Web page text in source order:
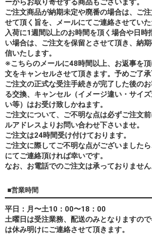
ーからお取り寄せする商品もございます。
ご注文商品が納期未定や廃番の場合は、ご
せて頂く旨を、メールにてご連絡させていた
入荷に1週間以上のお時間を頂く場合や日時
い場合は、ご注文を保留とさせて頂き、納
信いたします。
※こちらのメールに48時間以上、お返事を
文をキャンセルさせて頂きます。予めご了承
ご注文の正式な受注手続きが完了した後の
る交換、キャンセル（イメージ違い・サイ
い等）はお受け致しかねます。
ご注文について、ご不明な点は必ずご注文
ルアドレスよりお問い合わせ下さいませ。
ご注文は24時間受け付けております。
ご注文に際してご不明な点がございました
にてご連絡頂ければ幸いです。
なお、 お電話でのご注文は承っておりません
■営業時間
平日：月〜土10：00〜18：00
土曜日は受注業務、配送のみとなりますの
は休み明けにご連絡させて頂きます。